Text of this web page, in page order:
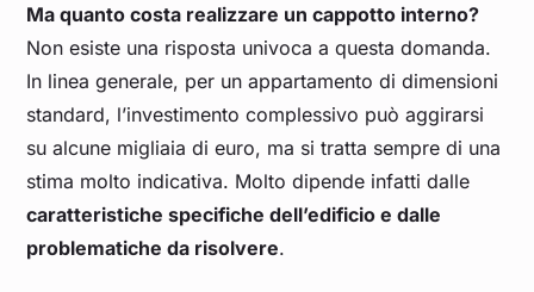
Ma quanto costa realizzare un cappotto interno?
Non esiste una risposta univoca a questa domanda.
In linea generale, per un appartamento di dimensioni
standard, l’investimento complessivo può aggirarsi
su alcune migliaia di euro, ma si tratta sempre di una
stima molto indicativa. Molto dipende infatti dalle
caratteristiche specifiche dell’edificio e dalle
problematiche da risolvere.